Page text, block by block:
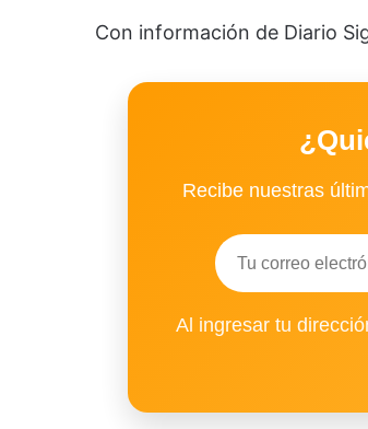
Con información de Diario
Recibe nuestras
Al ingresar tu